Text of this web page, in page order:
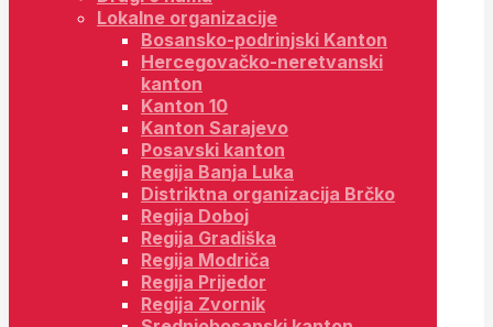
Lokalne organizacije
Bosansko-podrinjski Kanton
Hercegovačko-neretvanski
kanton
Kanton 10
Kanton Sarajevo
Posavski kanton
Regija Banja Luka
Distriktna organizacija Brčko
Regija Doboj
Regija Gradiška
Regija Modriča
Regija Prijedor
Regija Zvornik